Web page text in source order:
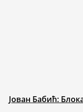
Јован Бабић: